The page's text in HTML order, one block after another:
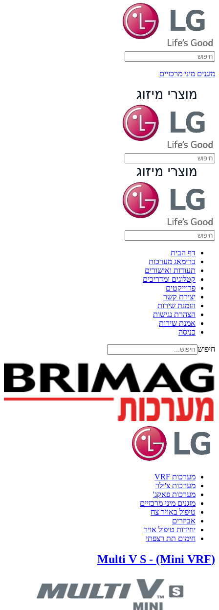
מזגנים מיני מרכזיים
דף הבית
ברימאג מערכות
תעודות ואישורים
קטלוגים ומדריכים
פרוייקטים
יצירת קשר
הזמנת שירות
הצהרת נגישות
אמנת שירות
כניסה
חיפוש
מערכות VRF
מערכות צ'ילר
מערכות פאקג'
מזגנים מיני מרכזיים
טיפול באויר צח
אביזרים
יחידות טיפול אויר
חימום תת רצפתי
(Multi V S - (Mini VRF